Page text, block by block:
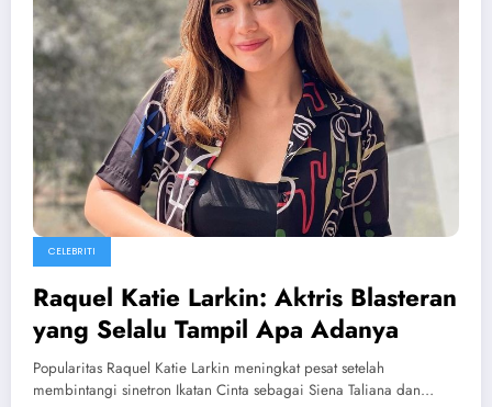
CELEBRITI
Raquel Katie Larkin: Aktris Blasteran
yang Selalu Tampil Apa Adanya
Popularitas Raquel Katie Larkin meningkat pesat setelah
membintangi sinetron Ikatan Cinta sebagai Siena Taliana dan…